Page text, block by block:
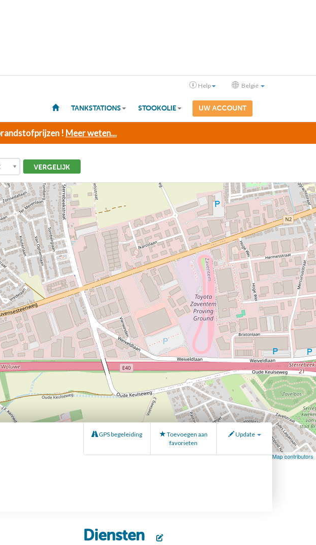
Help België
TANKSTATIONS STOOKOLIE UW ACCOUNT
! Meer weten...
VERGELIJK
Leaflet| Map data ©OpenStreetMapcontributors, ©OpenStreetMap contributors
GPS begeleiding
Toevoegen aan
favorieten
Update
Diensten